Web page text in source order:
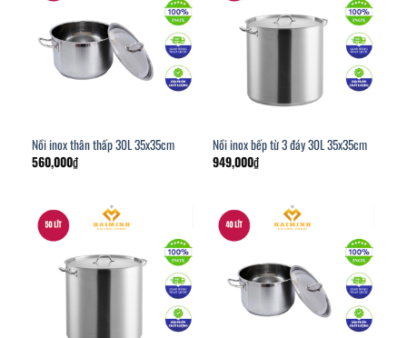
Nồi inox thân thấp 30L 35x35cm
560,000₫
Nồi inox bếp từ 3 đáy 30L 35x35cm
949,000₫